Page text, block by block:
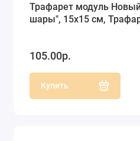
Трафарет модуль
шары", 15х15 см,
105.00р.
Купить